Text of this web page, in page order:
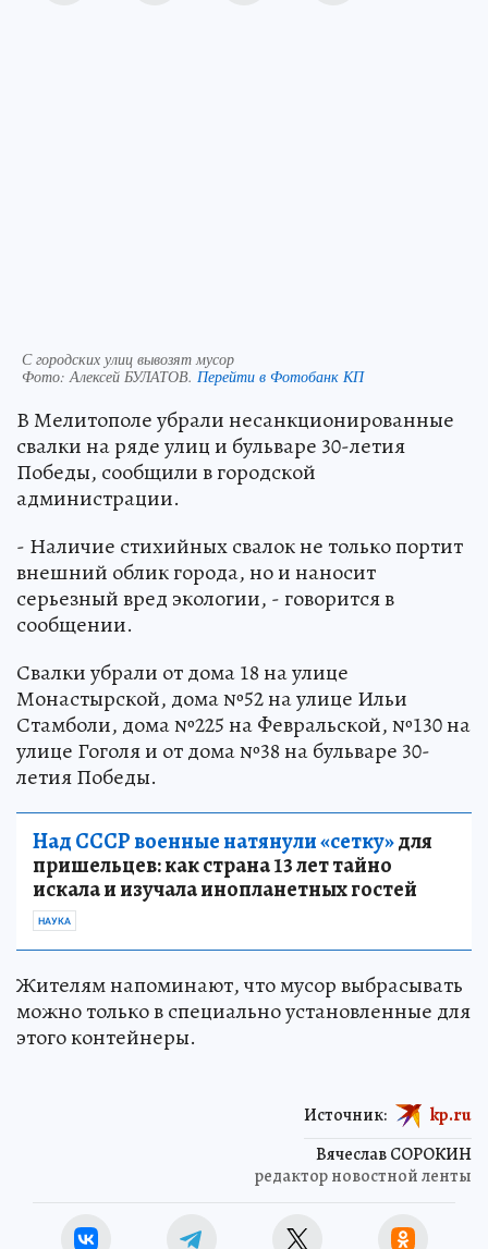
С городских улиц вывозят мусор
Фото: Алексей БУЛАТОВ. Перейти в Фотобанк КП
В Мелитополе убрали несанкционированные
свалки на ряде улиц и бульваре 30-летия
Победы, сообщили в городской
администрации.
- Наличие стихийных свалок не только портит
внешний облик города, но и наносит
серьезный вред экологии, - говорится в
сообщении.
Свалки убрали от дома 18 на улице
Монастырской, дома №52 на улице Ильи
Стамболи, дома №225 на Февральской, №130 на
улице Гоголя и от дома №38 на бульваре 30-
летия Победы.
Над СССР военные натянули «сетку»для
пришельцев: как страна 13 лет тайно
искала и изучала инопланетных гостей
НАУКА
Жителям напоминают, что мусор выбрасывать
можно только в специально установленные для
этого контейнеры.
Вячеслав СОРОКИН
редактор новостной ленты
Источник: kp.ru